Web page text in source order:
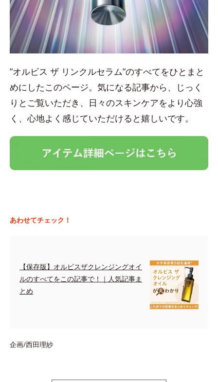
”オルビス ザ リンクルセラム”のすべてをひとまと
めにしたこのページ。気になる記事から、じっく
りとご覧いただき、日々のスキンケアをより心強
く、心地よく感じていただけると嬉しいです。
あわせてチェック！
【保存版】オルビスザクレンジングオイ
ルのすべてをこの記事で！｜人気記事ま
とめ
企画/西田理紗